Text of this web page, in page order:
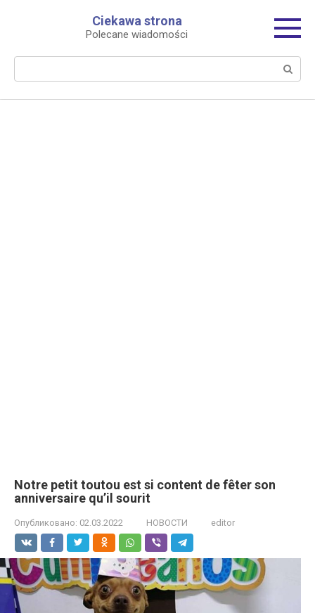
Ciekawa strona
Polecane wiadomości
Notre petit toutou est si content de fêter son
anniversaire qu’il sourit
Опубликовано: 02.03.2022 НОВОСТИ editor